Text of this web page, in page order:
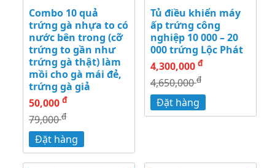
Combo 10 quả
trứng gà nhựa to có
nước bên trong (cỡ
trứng to gần như
trứng gà thật) làm
mồi cho gà mái đẻ,
trứng gà giả
50,000 đ
79,000đ
Đặt hàng
Tủ điều khiển máy
ấp trứng công
nghiệp 10 000 – 20
000 trứng Lộc Phát
4,300,000 đ
4,650,000đ
Đặt hàng